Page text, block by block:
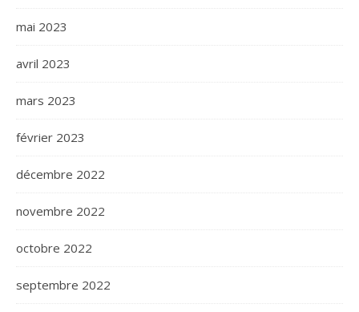
mai 2023
avril 2023
mars 2023
février 2023
décembre 2022
novembre 2022
octobre 2022
septembre 2022